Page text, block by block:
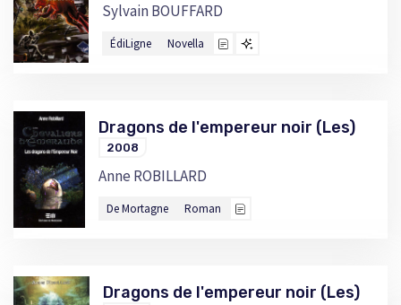
Sylvain BOUFFARD
ÉdiLigne Novella
Dragons de l'empereur noir (Les)
2008
Anne ROBILLARD
De Mortagne Roman
Dragons de l'empereur noir (Les)